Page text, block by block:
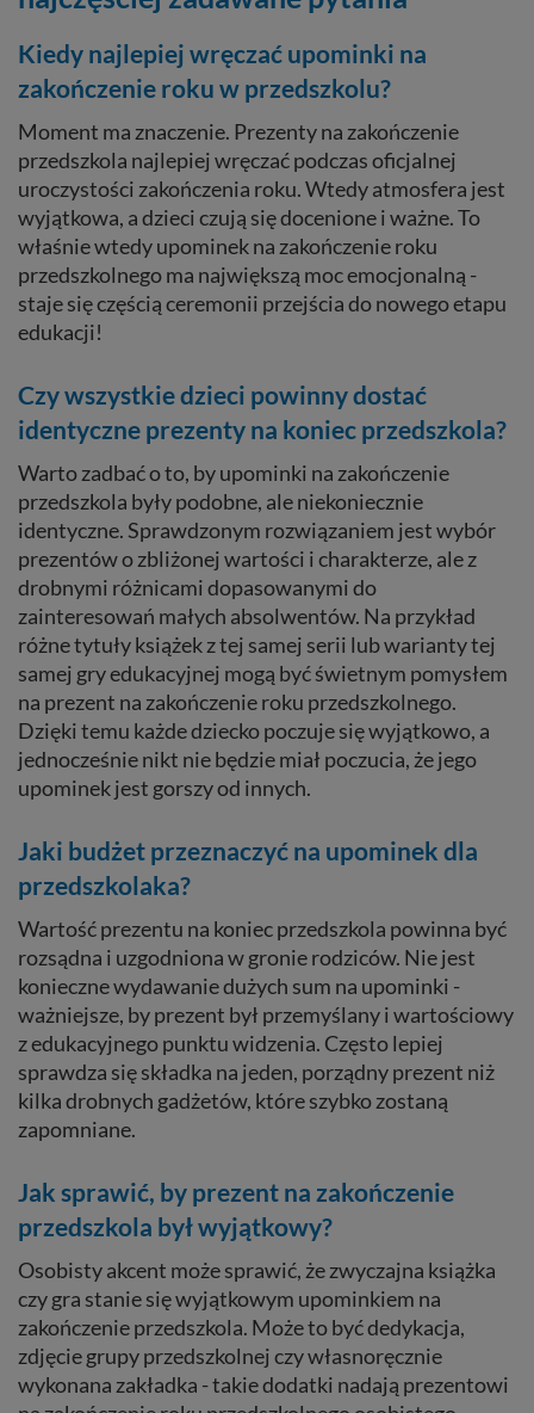
Kiedy najlepiej wręczać upominki na
zakończenie roku w przedszkolu?
Moment ma znaczenie. Prezenty na zakończenie
przedszkola najlepiej wręczać podczas oficjalnej
uroczystości zakończenia roku. Wtedy atmosfera jest
wyjątkowa, a dzieci czują się docenione i ważne. To
właśnie wtedy upominek na zakończenie roku
przedszkolnego ma największą moc emocjonalną -
staje się częścią ceremonii przejścia do nowego etapu
edukacji!
Czy wszystkie dzieci powinny dostać
identyczne prezenty na koniec przedszkola?
Warto zadbać o to, by upominki na zakończenie
przedszkola były podobne, ale niekoniecznie
identyczne. Sprawdzonym rozwiązaniem jest wybór
prezentów o zbliżonej wartości i charakterze, ale z
drobnymi różnicami dopasowanymi do
zainteresowań małych absolwentów. Na przykład
różne tytuły książek z tej samej serii lub warianty tej
samej gry edukacyjnej mogą być świetnym pomysłem
na prezent na zakończenie roku przedszkolnego.
Dzięki temu każde dziecko poczuje się wyjątkowo, a
jednocześnie nikt nie będzie miał poczucia, że jego
upominek jest gorszy od innych.
Jaki budżet przeznaczyć na upominek dla
przedszkolaka?
Wartość prezentu na koniec przedszkola powinna być
rozsądna i uzgodniona w gronie rodziców. Nie jest
konieczne wydawanie dużych sum na upominki -
ważniejsze, by prezent był przemyślany i wartościowy
z edukacyjnego punktu widzenia. Często lepiej
sprawdza się składka na jeden, porządny prezent niż
kilka drobnych gadżetów, które szybko zostaną
zapomniane.
Jak sprawić, by prezent na zakończenie
przedszkola był wyjątkowy?
Osobisty akcent może sprawić, że zwyczajna książka
czy gra stanie się wyjątkowym upominkiem na
zakończenie przedszkola. Może to być dedykacja,
zdjęcie grupy przedszkolnej czy własnoręcznie
wykonana zakładka - takie dodatki nadają prezentowi